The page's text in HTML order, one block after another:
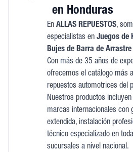
en Honduras
En ALLAS REPUESTOS,
especialistas en Juegos de
Bujes de Barra de Arrastre
Con más de 35 años de
ofrecemos el catálogo más
repuestos automotrices del
Nuestros productos
marcas internacionales con
extendida, instalación
técnico especializado en
sucursales a nivel nacional.